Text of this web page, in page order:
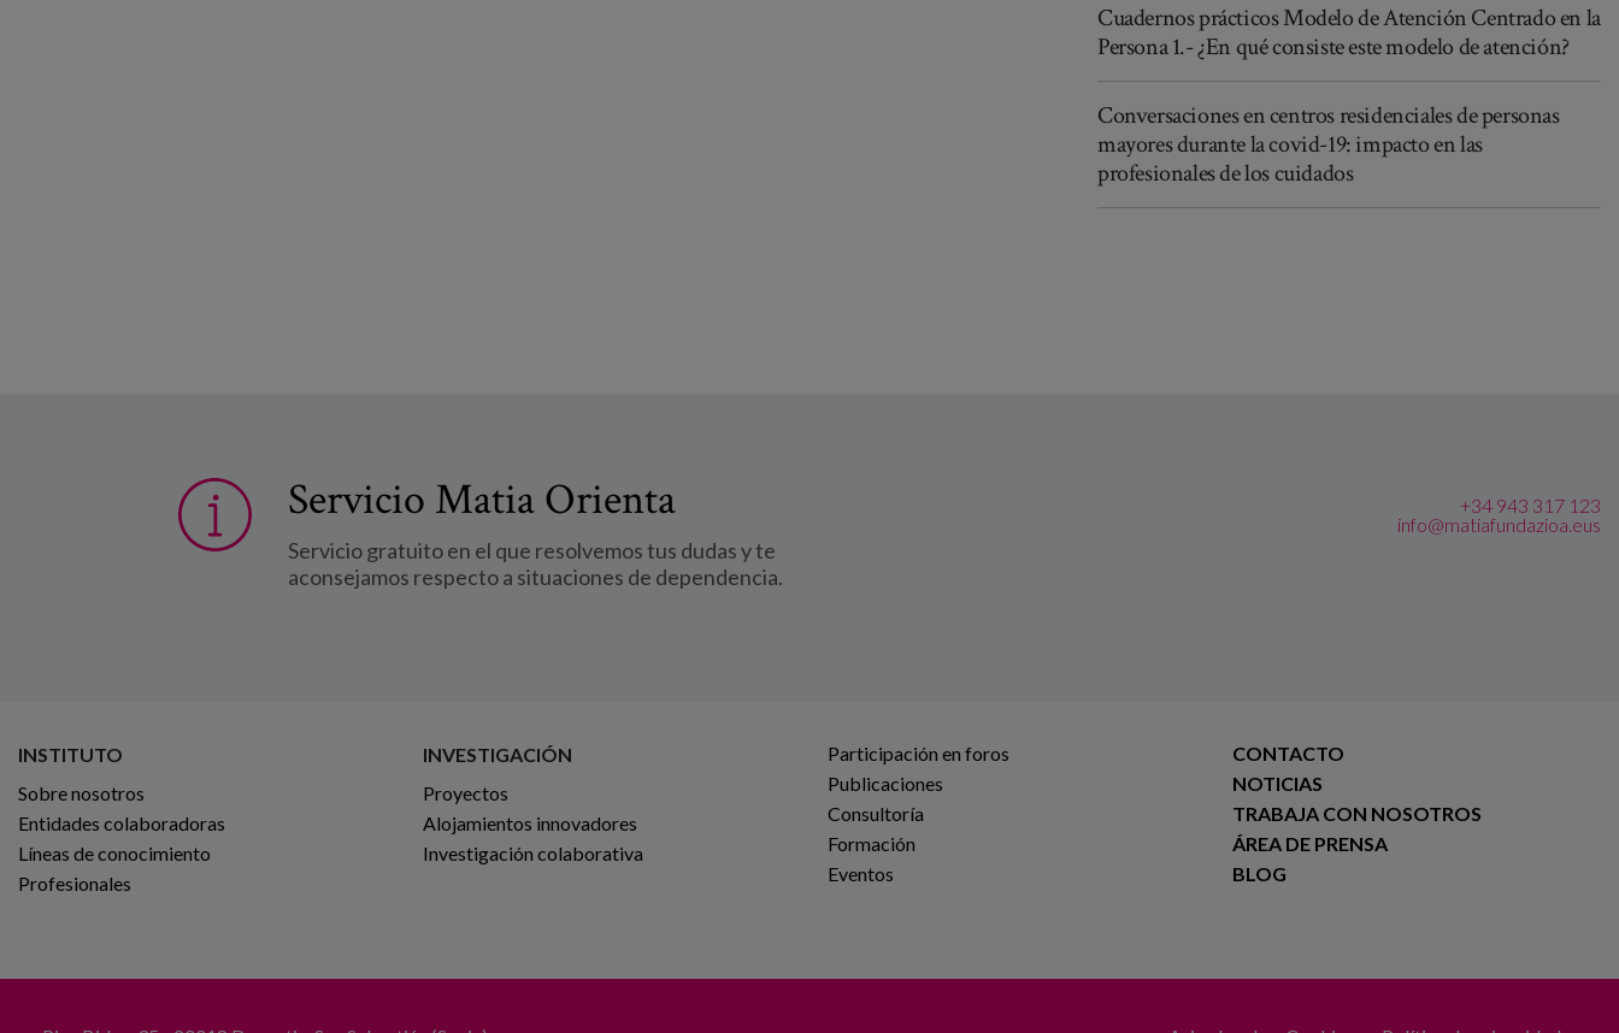
Cuadernos prácticos Modelo de Atención Centrado en la
Persona 1.- ¿En qué consiste este modelo de atención?
Conversaciones en centros residenciales de personas
mayores durante la covid-19: impacto en las
profesionales de los cuidados
Servicio Matia Orienta
Servicio gratuito en el que resolvemos tus dudas y te
aconsejamos respecto a situaciones de dependencia.
+34 943 317 123
info@matiafundazioa.eus
INSTITUTO
Sobre nosotros
Entidades colaboradoras
Líneas de conocimiento
Profesionales
INVESTIGACIÓN
Proyectos
Alojamientos innovadores
Investigación colaborativa
Participación en foros
Publicaciones
Consultoría
Formación
Eventos
CONTACTO
NOTICIAS
TRABAJA CON NOSOTROS
ÁREA DE PRENSA
BLOG